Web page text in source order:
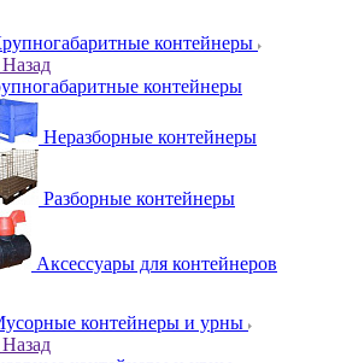
контейнеры
Назад
контейнеры
Неразборные контейнеры
Разборные контейнеры
Аксессуары для контейнеров
контейнеры и урны
Назад